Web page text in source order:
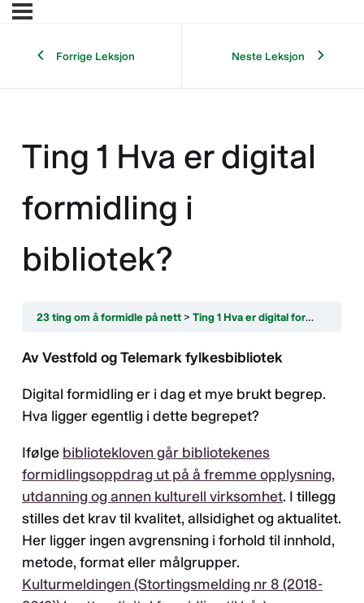
Forrige Leksjon Neste Leksjon
Ting 1 Hva er digital
formidling i
bibliotek?
23 ting om å formidle på nett Ting 1 Hva er digital formidling i bibliotek?
Av Vestfold og Telemark fylkesbibliotek
Digital formidling er i dag et mye brukt begrep.
Hva ligger egentlig i dette begrepet?
Ifølge bibliotekloven går bibliotekenes
formidlingsoppdrag ut på å fremme opplysning,
utdanning og annen kulturell virksomhet. I tillegg
stilles det krav til kvalitet, allsidighet og aktualitet.
Her ligger ingen avgrensning i forhold til innhold,
metode, format eller målgrupper.
Kulturmeldingen (Stortingsmelding nr 8 (2018-